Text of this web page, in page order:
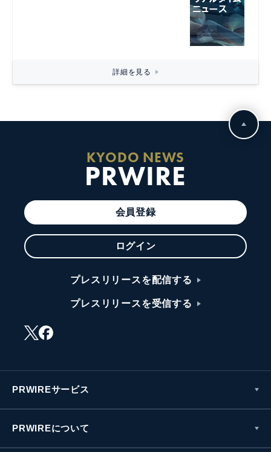
詳細を見る
KYODO NEWS
PRWIRE
会員登録
ログイン
プレスリリースを配信する
プレスリリースを受信する
PRWIREサービス
PRWIREについて